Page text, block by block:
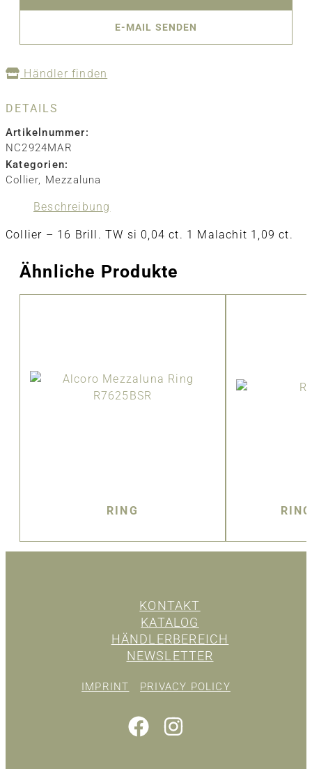
E-MAIL SENDEN
Händler finden
DETAILS
Artikelnummer:
NC2924MAR
Kategorien:
Collier, Mezzaluna
Beschreibung
Collier – 16 Brill. TW si 0,04 ct. 1 Malachit 1,09 ct.
Ähnliche Produkte
RING
KONTAKT
KATALOG
HÄNDLERBEREICH
NEWSLETTER
IMPRINT PRIVACY POLICY